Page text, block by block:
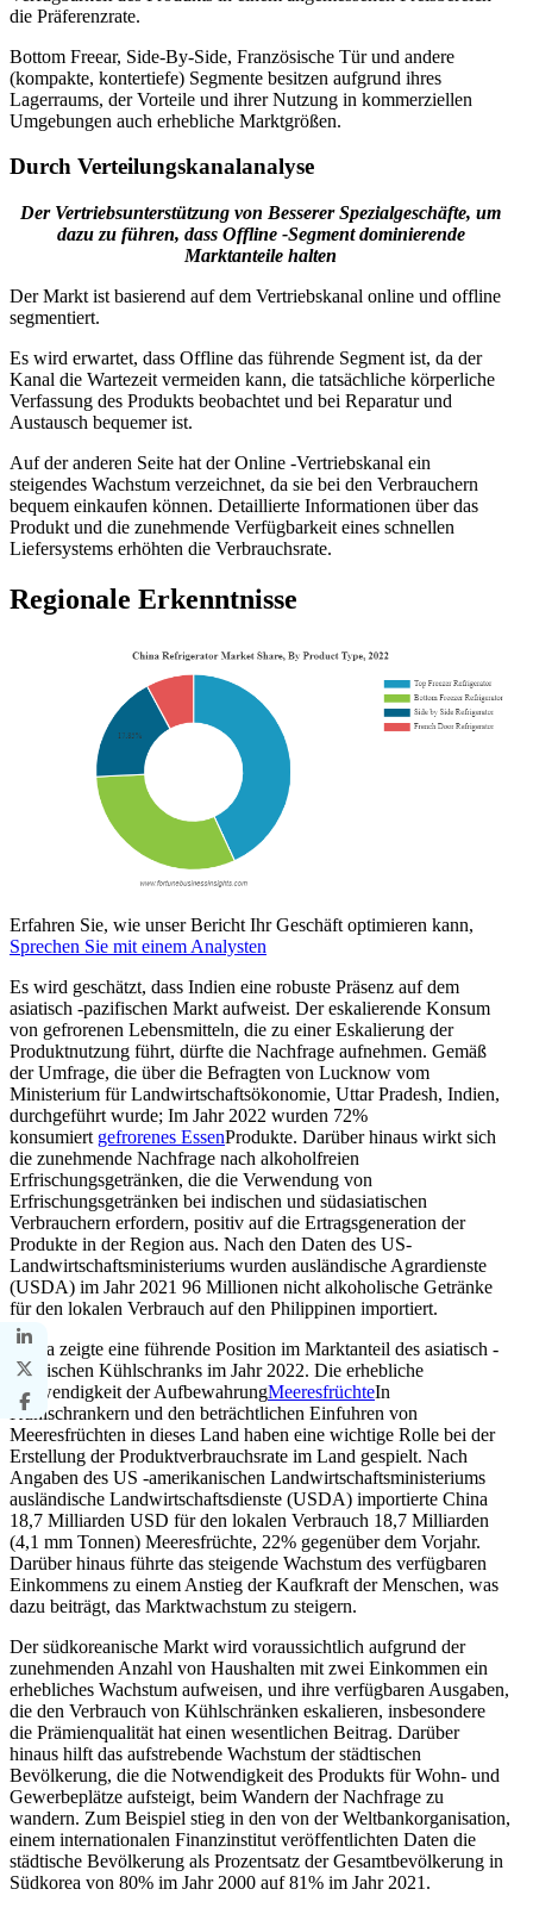
die Präferenzrate.
Bottom Freear, Side-By-Side, Französische Tür und andere
(kompakte, kontertiefe) Segmente besitzen aufgrund ihres
Lagerraums, der Vorteile und ihrer Nutzung in kommerziellen
Umgebungen auch erhebliche Marktgrößen.
Durch Verteilungskanalanalyse
Der Vertriebsunterstützung von Besserer Spezialgeschäfte, um
dazu zu führen, dass Offline -Segment dominierende
Marktanteile halten
Der Markt ist basierend auf dem Vertriebskanal online und offline
segmentiert.
Es wird erwartet, dass Offline das führende Segment ist, da der
Kanal die Wartezeit vermeiden kann, die tatsächliche körperliche
Verfassung des Produkts beobachtet und bei Reparatur und
Austausch bequemer ist.
Auf der anderen Seite hat der Online -Vertriebskanal ein
steigendes Wachstum verzeichnet, da sie bei den Verbrauchern
bequem einkaufen können. Detaillierte Informationen über das
Produkt und die zunehmende Verfügbarkeit eines schnellen
Liefersystems erhöhten die Verbrauchsrate.
Regionale Erkenntnisse
Erfahren Sie, wie unser Bericht Ihr Geschäft optimieren kann,
Sprechen Sie mit einem Analysten
Es wird geschätzt, dass Indien eine robuste Präsenz auf dem
asiatisch -pazifischen Markt aufweist. Der eskalierende Konsum
von gefrorenen Lebensmitteln, die zu einer Eskalierung der
Produktnutzung führt, dürfte die Nachfrage aufnehmen. Gemäß
der Umfrage, die über die Befragten von Lucknow vom
Ministerium für Landwirtschaftsökonomie, Uttar Pradesh, Indien,
durchgeführt wurde; Im Jahr 2022 wurden 72%
konsumiert gefrorenes EssenProdukte. Darüber hinaus wirkt sich
die zunehmende Nachfrage nach alkoholfreien
Erfrischungsgetränken, die die Verwendung von
Erfrischungsgetränken bei indischen und südasiatischen
Verbrauchern erfordern, positiv auf die Ertragsgeneration der
Produkte in der Region aus. Nach den Daten des US-
Landwirtschaftsministeriums wurden ausländische Agrardienste
(USDA) im Jahr 2021 96 Millionen nicht alkoholische Getränke
für den lokalen Verbrauch auf den Philippinen importiert.
China zeigte eine führende Position im Marktanteil des asiatisch -
pazifischen Kühlschranks im Jahr 2022. Die erhebliche
Notwendigkeit der AufbewahrungMeeresfrüchteIn
Kühlschrankern und den beträchtlichen Einfuhren von
Meeresfrüchten in dieses Land haben eine wichtige Rolle bei der
Erstellung der Produktverbrauchsrate im Land gespielt. Nach
Angaben des US -amerikanischen Landwirtschaftsministeriums
ausländische Landwirtschaftsdienste (USDA) importierte China
18,7 Milliarden USD für den lokalen Verbrauch 18,7 Milliarden
(4,1 mm Tonnen) Meeresfrüchte, 22% gegenüber dem Vorjahr.
Darüber hinaus führte das steigende Wachstum des verfügbaren
Einkommens zu einem Anstieg der Kaufkraft der Menschen, was
dazu beiträgt, das Marktwachstum zu steigern.
Der südkoreanische Markt wird voraussichtlich aufgrund der
zunehmenden Anzahl von Haushalten mit zwei Einkommen ein
erhebliches Wachstum aufweisen, und ihre verfügbaren Ausgaben,
die den Verbrauch von Kühlschränken eskalieren, insbesondere
die Prämienqualität hat einen wesentlichen Beitrag. Darüber
hinaus hilft das aufstrebende Wachstum der städtischen
Bevölkerung, die die Notwendigkeit des Produkts für Wohn- und
Gewerbeplätze aufsteigt, beim Wandern der Nachfrage zu
wandern. Zum Beispiel stieg in den von der Weltbankorganisation,
einem internationalen Finanzinstitut veröffentlichten Daten die
städtische Bevölkerung als Prozentsatz der Gesamtbevölkerung in
Südkorea von 80% im Jahr 2000 auf 81% im Jahr 2021.